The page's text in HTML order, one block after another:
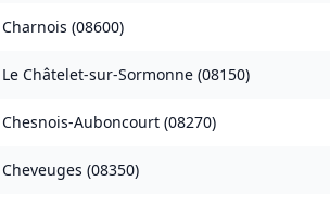
Charnois (08600)
Le Châtelet-sur-Sormonne (08150)
Chesnois-Auboncourt (08270)
Cheveuges (08350)